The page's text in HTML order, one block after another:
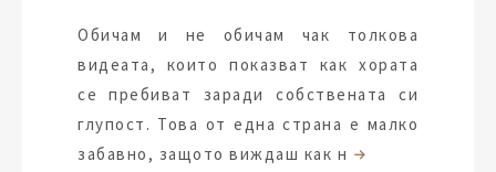
Обичам и не обичам чак толкова
видеата, които показват как хората
се пребиват заради собствената си
глупост. Това от една страна е малко
забавно, защото виждаш как н